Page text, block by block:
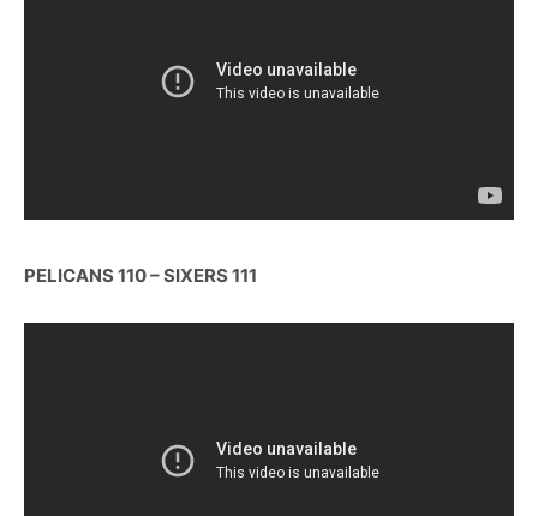
PELICANS 110 – SIXERS 111